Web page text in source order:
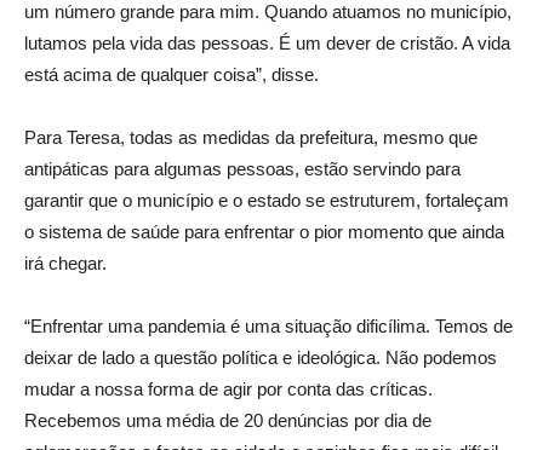
um número grande para mim. Quando atuamos no município,
lutamos pela vida das pessoas. É um dever de cristão. A vida
está acima de qualquer coisa”, disse.
Para Teresa, todas as medidas da prefeitura, mesmo que
antipáticas para algumas pessoas, estão servindo para
garantir que o município e o estado se estruturem, fortaleçam
o sistema de saúde para enfrentar o pior momento que ainda
irá chegar.
“Enfrentar uma pandemia é uma situação dificílima. Temos de
deixar de lado a questão política e ideológica. Não podemos
mudar a nossa forma de agir por conta das críticas.
Recebemos uma média de 20 denúncias por dia de